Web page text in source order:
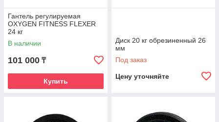
Гантель регулируемая
OXYGEN FITNESS FLEXER
24 кг
В наличии
101 000 ₸
Купить
Диск 20 кг обрезиненный 26
мм
Под заказ
Цену уточняйте